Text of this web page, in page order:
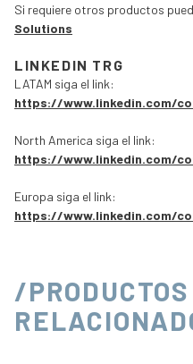
Si requiere otros productos
Solutions
LINKEDIN TRG
LATAM siga el link:
https://www.linkedin.com/
North America siga el link:
https://www.linkedin.com/
Europa siga el link:
https://www.linkedin.com/
/PRODUCTOS